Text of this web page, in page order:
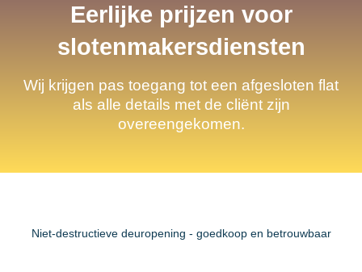
Eerlijke prijzen voor
slotenmakersdiensten
Wij krijgen pas toegang tot een afgesloten flat
als alle details met de cliënt zijn
overeengekomen.
Niet-destructieve deuropening - goedkoop en betrouwbaar